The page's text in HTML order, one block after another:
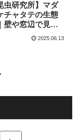
虫研究所】マダ
チャタテの生態
壁や窓辺で見か
昆虫の正体
2025.06.13